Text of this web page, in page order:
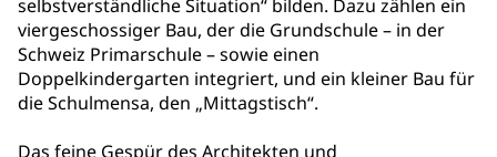
selbstverständliche Situation“ bilden. Dazu zählen ein
viergeschossiger Bau, der die Grundschule – in der
Schweiz Primarschule – sowie einen
Doppelkindergarten integriert, und ein kleiner Bau für
die Schulmensa, den „Mittagstisch“.
Das feine Gespür des Architekten und